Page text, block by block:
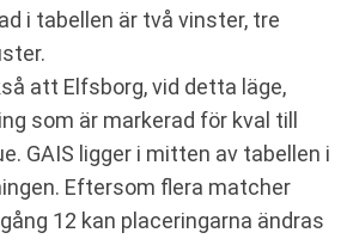
i tabellen är två vinster, tre
att Elfsborg, vid detta läge,
som är markerad för kval till
GAIS ligger i mitten av tabellen i
Eftersom flera matcher
12 kan placeringarna ändras